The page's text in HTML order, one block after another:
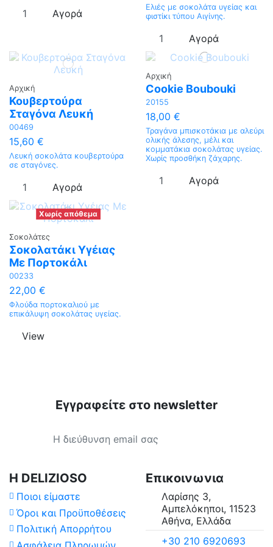
Αγορά
Ελιές με σοκολάτα υγείας και
φιστίκι τύπου Αιγίνης.
Αγορά
Αρχική
Κουβερτούρα
Σταγόνα Λευκή
00469
15,60 €
Λευκή σοκολάτα κουβερτούρα
σε σταγόνες.
Αγορά
Αρχική
Cookie Boubouki
20155
18,00 €
Τραγάνα μπισκοτάκια με αλεύρι
ολικής άλεσης, μέλι και
κομματάκια σοκολάτας υγείας.
Χωρίς προσθήκη ζάχαρης.
Αγορά
Χωρίς απόθεμα
Σοκολάτες
Σοκολατάκι Υγέιας
Με Πορτοκάλι
00233
22,00 €
Φλούδα πορτοκαλιού με
επικάλυψη σοκολάτας υγείας.
View
Κατηγορίες
Χώρα Προέλευσης
Επεξεργασία
Διαθέσιμο σε
Εγγραφείτε στο newsletter
Η DELIZIOSO
Ποιοι είμαστε
Όροι και Προϋποθέσεις
Πολιτική Απορρήτου
Επικοινωνια
Λαρίσης 3,
Αμπελόκηποι, 11523
Αθήνα, Ελλάδα
+30 210 6920693